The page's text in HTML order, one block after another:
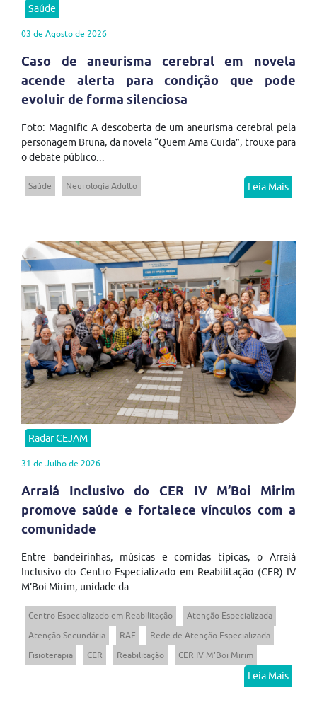
Saúde
03 de Agosto de 2026
Caso de aneurisma cerebral em novela
acende alerta para condição que pode
evoluir de forma silenciosa
Foto: Magnific A descoberta de um aneurisma cerebral pela
personagem Bruna, da novela “Quem Ama Cuida”, trouxe para
o debate público...
Saúde Neurologia Adulto Leia Mais
Radar CEJAM
31 de Julho de 2026
Arraiá Inclusivo do CER IV M’Boi Mirim
promove saúde e fortalece vínculos com a
comunidade
Entre bandeirinhas, músicas e comidas típicas, o Arraiá
Inclusivo do Centro Especializado em Reabilitação (CER) IV
M’Boi Mirim, unidade da...
Centro Especializado em Reabilitação
Atenção Especializada
Atenção Secundária
RAE
Rede de Atenção Especializada
Fisioterapia
CER Reabilitação CER IV M'Boi Mirim
Leia Mais